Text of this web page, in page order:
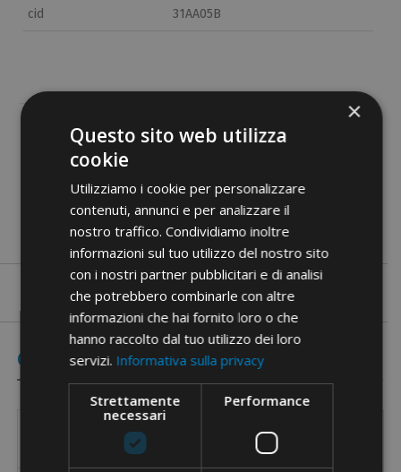
cid 31AA05B
Coded Items
×
Questo sito web utilizza
cookie
Utilizziamo i cookie per personalizzare
contenuti, annunci e per analizzare il
nostro traffico. Condividiamo inoltre
informazioni sul tuo utilizzo del nostro sito
con i nostri partner pubblicitari e di analisi
che potrebbero combinarle con altre
informazioni che hai fornito loro o che
hanno raccolto dal tuo utilizzo dei loro
servizi. Informativa sulla privacy
Strettamente
necessari
Performance